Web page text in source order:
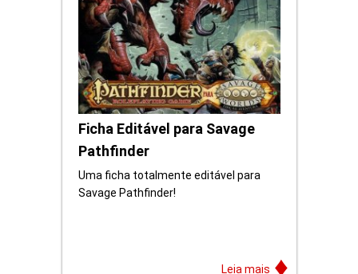
Ficha Editável para Savage
Pathfinder
Uma ficha totalmente editável para
Savage Pathfinder!
Leia mais